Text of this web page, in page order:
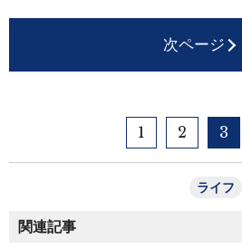
次ページ
1 2 3
ライフ
関連記事